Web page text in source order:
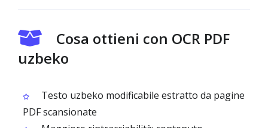
Cosa ottieni con OCR PDF
uzbeko
Testo uzbeko modificabile estratto da pagine
PDF scansionate